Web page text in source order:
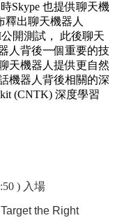
Skype 也提供聊天機
釋出聊天機器人
開測試， 此後聊天
人背後一個重要的技
天機器人提供更自然
機器人背後相關的深
(CNTK) 深度學習
) 入場
the Right